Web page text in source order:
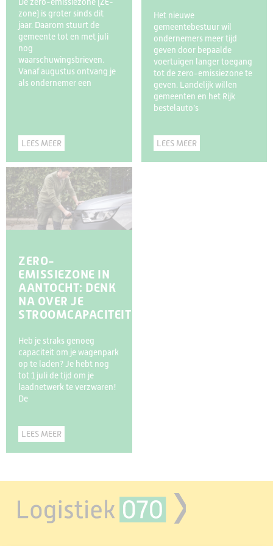
zone) is groter sinds dit
jaar. Daarom stuurt de
gemeente tot en met juli
nog
waarschuwingsbrieven.
Vanaf augustus ontvang je
als ondernemer een
LEES MEER
Het nieuwe
gemeentebestuur wil
ondernemers meer tijd
geven door bepaalde
voertuigen langer toegang
tot de zero-emissiezone te
geven. Landelijk willen
gemeenten en het Rijk
bestelauto’s
LEES MEER
ZERO-
EMISSIEZONE IN
AANTOCHT: DENK
NA OVER JE
STROOMCAPACITEIT
Heb je straks genoeg
capaciteit om je wagenpark
op te laden? Je hebt nog
tot 1 juli de tijd om je
laadnetwerk te verzwaren!
De
LEES MEER